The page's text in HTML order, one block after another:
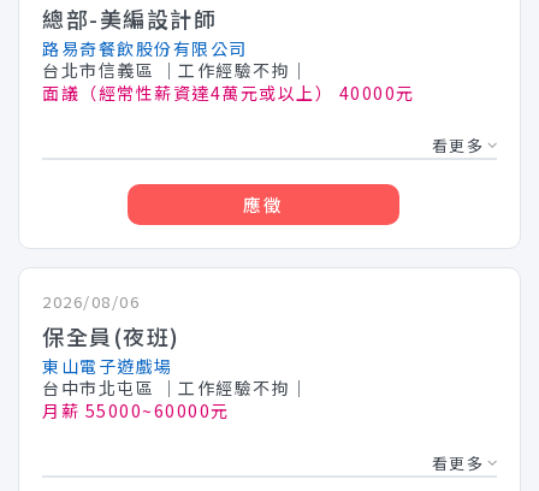
總部-美編設計師
路易奇餐飲股份有限公司
台北市信義區
│工作經驗不拘│
面議（經常性薪資達4萬元或以上） 40000元
看更多
應徵
2026/08/06
保全員(夜班)
東山電子遊戲場
台中市北屯區
│工作經驗不拘│
月薪 55000~60000元
看更多